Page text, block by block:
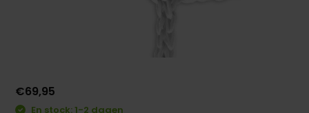
€69,95
En stock: 1-2 dagen